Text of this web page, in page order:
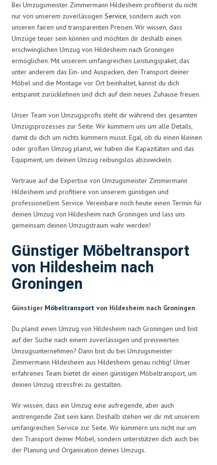
Bei Umzugsmeister Zimmermann Hildesheim profitierst du nicht
nur von unserem zuverlässigen Service, sondern auch von
unseren fairen und transparenten Preisen. Wir wissen, dass
Umzüge teuer sein können und möchten dir deshalb einen
erschwinglichen Umzug von Hildesheim nach Groningen
ermöglichen. Mit unserem umfangreichen Leistungspaket, das
unter anderem das Ein- und Auspacken, den Transport deiner
Möbel und die Montage vor Ort beinhaltet, kannst du dich
entspannt zurücklehnen und dich auf dein neues Zuhause freuen.
Unser Team von Umzugsprofis steht dir während des gesamten
Umzugsprozesses zur Seite. Wir kümmern uns um alle Details,
damit du dich um nichts kümmern musst. Egal, ob du einen kleinen
oder großen Umzug planst, wir haben die Kapazitäten und das
Equipment, um deinen Umzug reibungslos abzuwickeln.
Vertraue auf die Expertise von Umzugsmeister Zimmermann
Hildesheim und profitiere von unserem günstigen und
professionellem Service. Vereinbare noch heute einen Termin für
deinen Umzug von Hildesheim nach Groningen und lass uns
gemeinsam deinen Umzugstraum wahr werden!
Günstiger Möbeltransport
von Hildesheim nach
Groningen
Günstiger Möbeltransport von Hildesheim nach Groningen
Du planst einen Umzug von Hildesheim nach Groningen und bist
auf der Suche nach einem zuverlässigen und preiswerten
Umzugsunternehmen? Dann bist du bei Umzugsmeister
Zimmermann Hildesheim aus Hildesheim genau richtig! Unser
erfahrenes Team bietet dir einen günstigen Möbeltransport, um
deinen Umzug stressfrei zu gestalten.
Wir wissen, dass ein Umzug eine aufregende, aber auch
anstrengende Zeit sein kann. Deshalb stehen wir dir mit unserem
umfangreichen Service zur Seite. Wir kümmern uns nicht nur um
den Transport deiner Möbel, sondern unterstützen dich auch bei
der Planung und Organisation deines Umzugs.